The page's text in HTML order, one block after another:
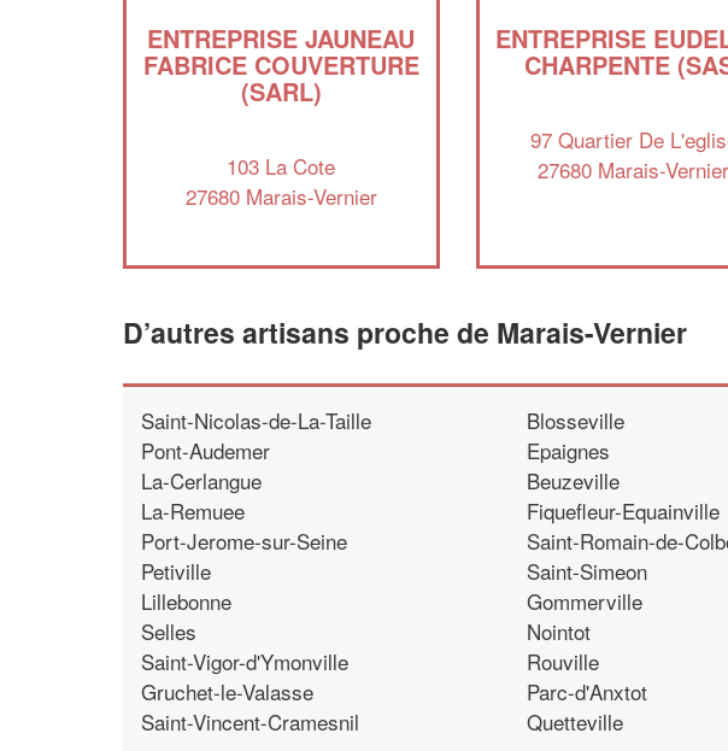
ENTREPRISE JAUNEAU
FABRICE COUVERTURE
(SARL)
103 La Cote
27680 Marais-Vernier
ENTREPRISE
CHARPENTE
97 Quartier De
27680 Marais-Vernier
D’autres artisans proche de Marais-Vernier
Saint-Nicolas-de-La-Taille
Pont-Audemer
La-Cerlangue
La-Remuee
Port-Jerome-sur-Seine
Petiville
Lillebonne
Selles
Saint-Vigor-d'Ymonville
Gruchet-le-Valasse
Saint-Vincent-Cramesnil
Blosseville
Epaignes
Beuzeville
Fiquefleur-Equainville
Saint-Romain-de-
Saint-Simeon
Gommerville
Nointot
Rouville
Parc-d'Anxtot
Quetteville